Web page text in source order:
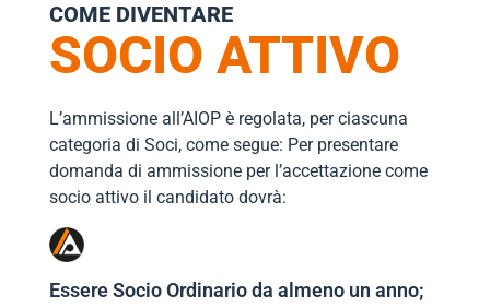
COME DIVENTARE
SOCIO ATTIVO
L’ammissione all’AIOP è regolata, per ciascuna
categoria di Soci, come segue: Per presentare
domanda di ammissione per l’accettazione come
socio attivo il candidato dovrà:
Essere Socio Ordinario da almeno un anno;